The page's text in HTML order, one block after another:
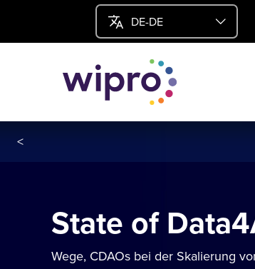
DE-DE
<
State of
Wege, CDAOs bei der Skalierung